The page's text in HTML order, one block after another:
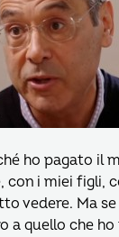
ho pagato il
con i miei figli,
vedere. Ma
a quello che